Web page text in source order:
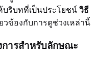
ริบทที่เป็นประโยชน์ วิธี
วข้องกับการดูช่วงเหล่านี้
การสำหรับลักษณะ